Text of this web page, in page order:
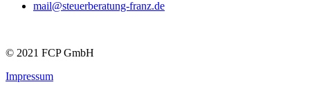
mail@steuerberatung-franz.de
© 2021 FCP GmbH
Impressum